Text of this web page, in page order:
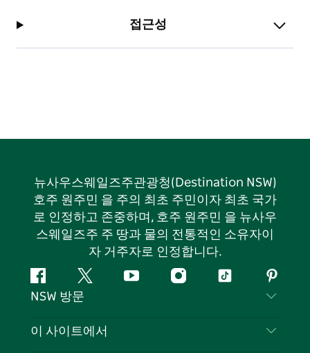
접근성
뉴사우스웨일즈주관광청(Destination NSW)
호주 원주민 을 주의 최초 주민이자 최초 국가
로 인정하고 존중하며, 호주 원주민 을 뉴사우
스웨일즈주 주 땅과 물의 전통적인 소유자이
자 거주자로 인정합니다.
페
이
북
지
다
유
인
틱
핀
터
스
NSW 방문
문의하기
이 사이트에서